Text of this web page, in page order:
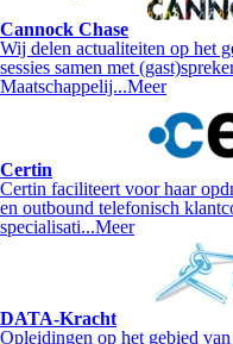
Cannock Chase
Wij delen actualiteiten op het
sessies samen met
Maatschappelij...Meer
Certin
Certin faciliteert voor haar
en outbound telefonisch
specialisati...Meer
DATA-Kracht
Opleidingen op het gebied